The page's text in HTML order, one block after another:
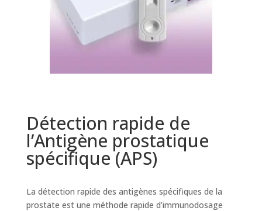
Détection rapide de
l’Antigène prostatique
spécifique (APS)
La détection rapide des antigènes spécifiques de la
prostate est une méthode rapide d’immunodosage